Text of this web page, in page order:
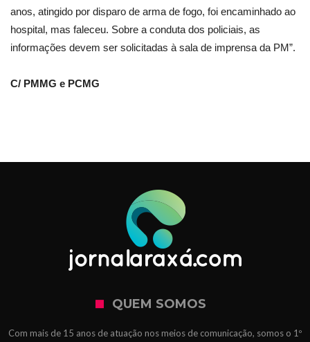
anos, atingido por disparo de arma de fogo, foi encaminhado ao
hospital, mas faleceu. Sobre a conduta dos policiais, as
informações devem ser solicitadas à sala de imprensa da PM”.
C/ PMMG e PCMG
QUEM SOMOS
Com mais de 15 anos de atuação nos meios de comunicação, somos o 1º